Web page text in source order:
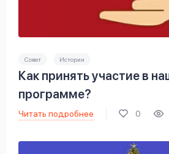
Совет Истории
Как принять участие в
программе?
Читать подробнее 0